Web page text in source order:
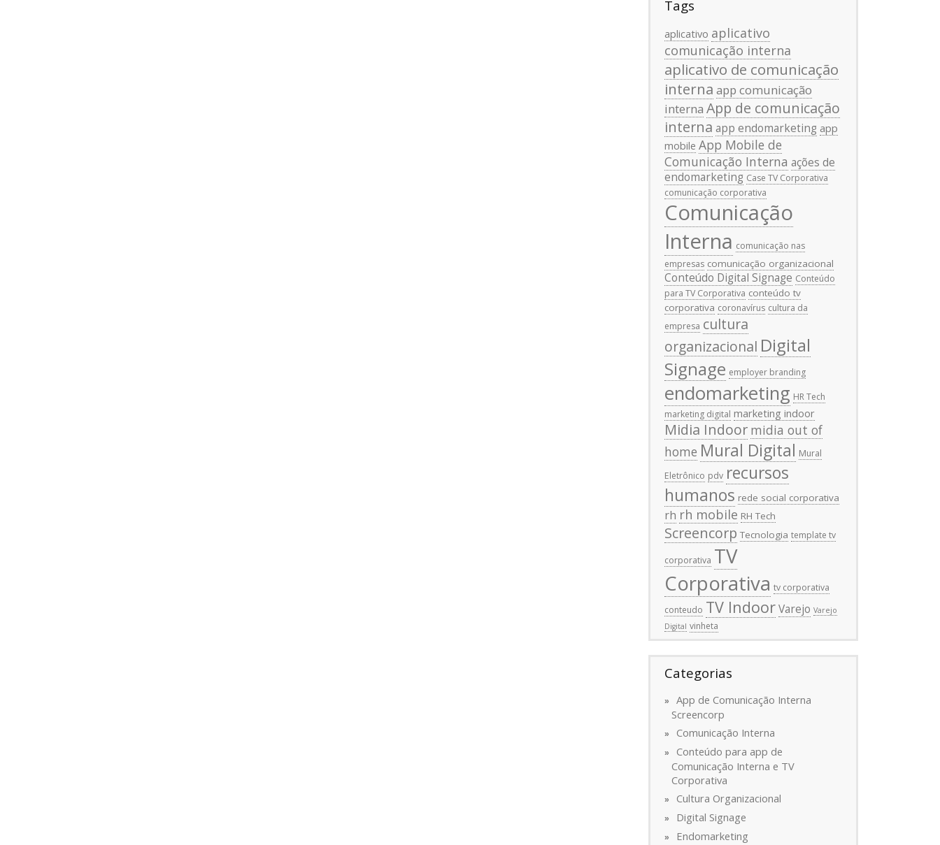
Tags
aplicativo aplicativo
comunicação interna
aplicativo de comunicação
interna app comunicação
interna App de comunicação
interna app endomarketing app
mobile App Mobile de
Comunicação Interna ações de
endomarketing Case TV Corporativa
comunicação corporativa
Comunicação
Interna comunicação nas
empresas comunicação organizacional
Conteúdo Digital Signage Conteúdo
para TV Corporativa conteúdo tv
corporativa coronavírus cultura da
empresa cultura
organizacional Digital
Signage employer branding
endomarketing HR Tech
marketing digital marketing indoor
Midia Indoor midia out of
home Mural Digital Mural
Eletrônico pdv recursos
humanos rede social corporativa
rh rh mobile RH Tech
Screencorp Tecnologia template tv
corporativa TV
Corporativa tv corporativa
conteudo TV IndoorVarejo Varejo
Digital vinheta
Categorias
App de Comunicação Interna
Screencorp
Comunicação Interna
Conteúdo para app de
Comunicação Interna e TV
Corporativa
Cultura Organizacional
Digital Signage
Endomarketing